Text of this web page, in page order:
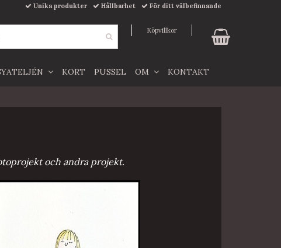
och andra projekt.
Unika produkter Hållbarhet För ditt välbefinnande
Köpvillkor
KORT PUSSEL OM KONTAKT